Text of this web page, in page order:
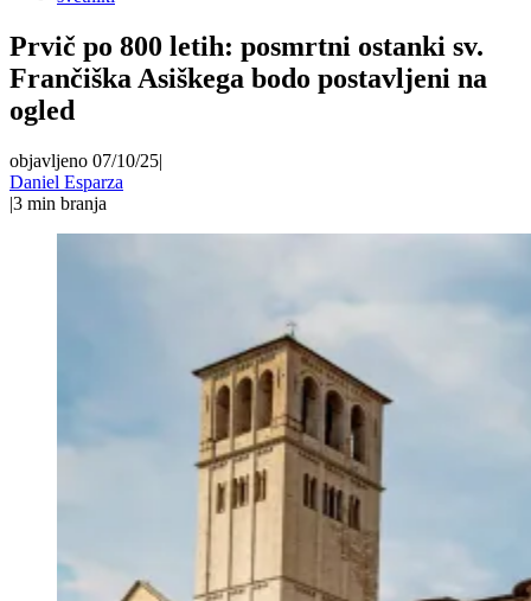
Prvič po 800 letih: posmrtni ostanki sv.
Frančiška Asiškega bodo postavljeni na
ogled
objavljeno 07/10/25|
Daniel Esparza
|3 min branja